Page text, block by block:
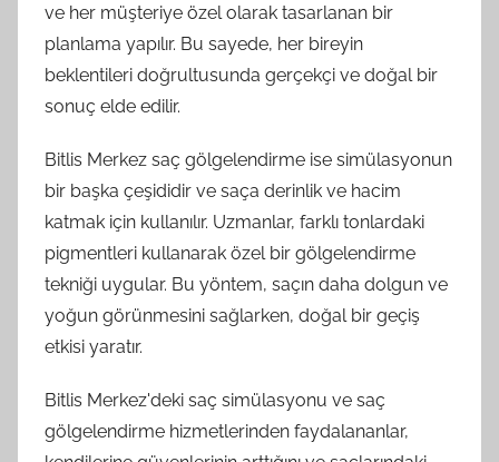
ve her müşteriye özel olarak tasarlanan bir
planlama yapılır. Bu sayede, her bireyin
beklentileri doğrultusunda gerçekçi ve doğal bir
sonuç elde edilir.
Bitlis Merkez saç gölgelendirme ise simülasyonun
bir başka çeşididir ve saça derinlik ve hacim
katmak için kullanılır. Uzmanlar, farklı tonlardaki
pigmentleri kullanarak özel bir gölgelendirme
tekniği uygular. Bu yöntem, saçın daha dolgun ve
yoğun görünmesini sağlarken, doğal bir geçiş
etkisi yaratır.
Bitlis Merkez'deki saç simülasyonu ve saç
gölgelendirme hizmetlerinden faydalananlar,